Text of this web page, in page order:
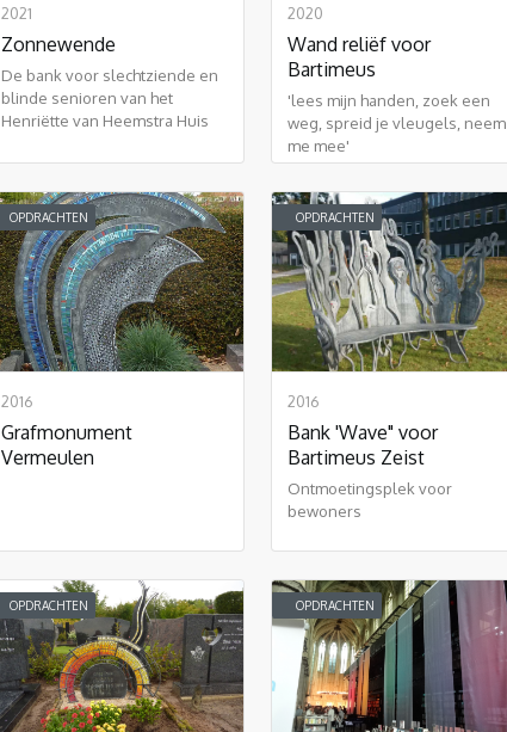
2021
Zonnewende
De bank voor slechtziende en
blinde senioren van het
Henriëtte van Heemstra Huis
2020
Wand reliëf voor
Bartimeus
'lees mijn handen, zoek een
weg, spreid je vleugels, neem
me mee'
OPDRACHTEN
2016
Grafmonument
Vermeulen
OPDRACHTEN
2016
Bank 'Wave" voor
Bartimeus Zeist
Ontmoetingsplek voor
bewoners
OPDRACHTEN OPDRACHTEN